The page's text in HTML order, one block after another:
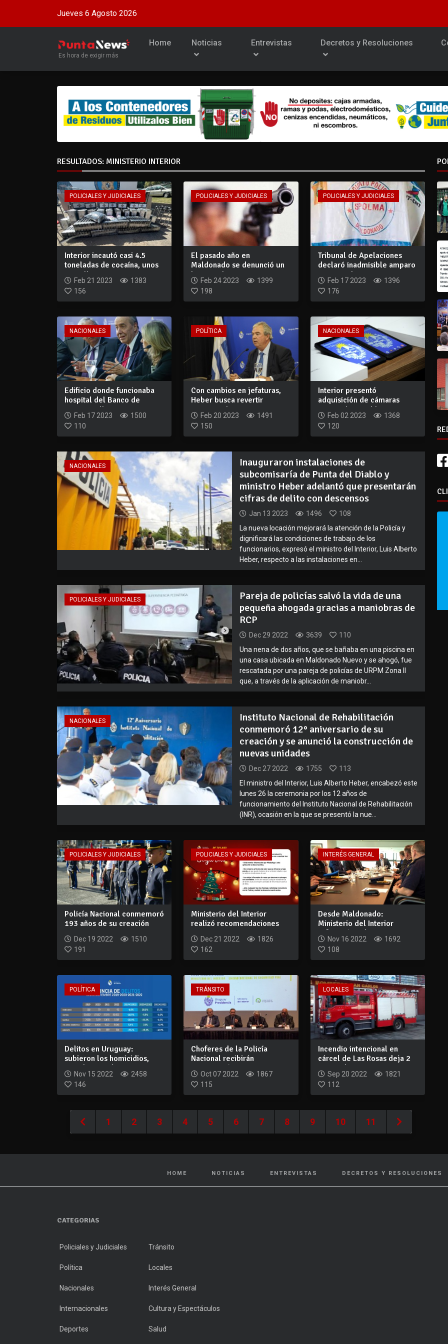
Jueves 6 Agosto 2026
Es hora de exigir más
Home Noticias Entrevistas Decretos y Resoluciones
RESULTADOS: MINISTERIO INTERIOR
POLICIALES Y JUDICIALES
Interior incautó casi 4.5
toneladas de cocaína, unos
52 mill...
Feb 21 2023
1383
156
POLICIALES Y JUDICIALES
El pasado año en
Maldonado se denunció un
hurto cada sesenta...
Feb 24 2023
1399
198
POLICIALES Y JUDICIALES
Tribunal de Apelaciones
declaró inadmisible amparo
presentad...
Feb 17 2023
1396
176
NACIONALES
Edificio donde funcionaba
hospital del Banco de
Seguros albe...
Feb 17 2023
1500
110
POLÍTICA
Con cambios en jefaturas,
Heber busca revertir
aumento de ra...
Feb 20 2023
1491
150
NACIONALES
Interior presentó
adquisición de cámaras
corporales y tablet...
Feb 02 2023
1368
120
NACIONALES
Inauguraron instalaciones de
subcomisaría de Punta del Diablo y
ministro Heber adelantó que presentarán
cifras de delito con descensos
Jan 13 2023 1496
108
La nueva locación mejorará la atención de la Policía y
dignificará las condiciones de trabajo de los
funcionarios, expresó el ministro del Interior, Luis Alberto
Heber, respecto a las instalaciones en...
POLICIALES Y JUDICIALES
Pareja de policías salvó la vida de una
pequeña ahogada gracias a maniobras de
RCP
Dec 29 2022 3639
110
Una nena de dos años, que se bañaba en una piscina en
una casa ubicada en Maldonado Nuevo y se ahogó, fue
rescatada por una pareja de policías de URPM Zona II
que, a través de la aplicación de maniobr...
NACIONALES
Instituto Nacional de Rehabilitación
conmemoró 12° aniversario de su
creación y se anunció la construcción de
nuevas unidades
Dec 27 2022 1755
113
El ministro del Interior, Luis Alberto Heber, encabezó este
lunes 26 la ceremonia por los 12 años de
funcionamiento del Instituto Nacional de Rehabilitación
(INR), ocasión en la que se presentó la nue...
POLICIALES Y JUDICIALES
Policía Nacional conmemoró
193 años de su creación
Dec 19 2022
1510
191
POLICIALES Y JUDICIALES
Ministerio del Interior
realizó recomendaciones
Dec 21 2022
1826
162
INTERÉS GENERAL
Desde Maldonado:
Ministerio del Interior
reforzará vigilanci...
Nov 16 2022
1692
108
POLÍTICA
Delitos en Uruguay:
subieron los homicidios,
pero bajaron la...
Nov 15 2022
2458
146
TRÁNSITO
Choferes de la Policía
Nacional recibirán
capacitación en se...
Oct 07 2022
1867
115
LOCALES
Incendio intencional en
cárcel de Las Rosas deja 2
quemados...
Sep 20 2022
1821
112
1 2 3 4 5 6 7 8 9 10 11
HOME NOTICIAS ENTREVISTAS DECRETOS Y RESOLUCIONES
CATEGORIAS
Policiales y Judiciales Tránsito
Política Locales
Nacionales Interés General
Internacionales Cultura y Espectáculos
Deportes Salud